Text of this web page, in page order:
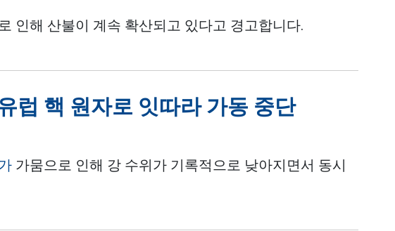
인해 산불이 계속 확산되고 있다고 경고합니다.
럽 핵 원자로 잇따라 가동 중단
가뭄으로 인해 강 수위가 기록적으로 낮아지면서 동시